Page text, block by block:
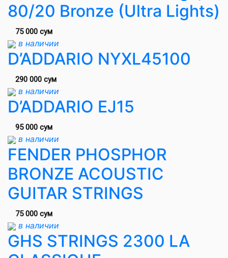
80/20 Bronze (Ultra Lights)
75 000 сум
в наличии
D’ADDARIO NYXL45100
290 000 сум
в наличии
D’ADDARIO EJ15
95 000 сум
в наличии
FENDER PHOSPHOR
BRONZE ACOUSTIC
GUITAR STRINGS
75 000 сум
в наличии
GHS STRINGS 2300 LA